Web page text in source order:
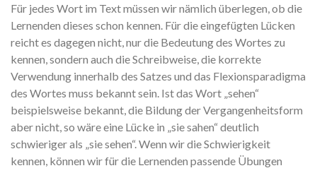
Für jedes Wort im Text müssen wir nämlich überlegen, ob die
Lernenden dieses schon kennen. Für die eingefügten Lücken
reicht es dagegen nicht, nur die Bedeutung des Wortes zu
kennen, sondern auch die Schreibweise, die korrekte
Verwendung innerhalb des Satzes und das Flexionsparadigma
des Wortes muss bekannt sein. Ist das Wort „sehen“
beispielsweise bekannt, die Bildung der Vergangenheitsform
aber nicht, so wäre eine Lücke in „sie sahen“ deutlich
schwieriger als „sie sehen“. Wenn wir die Schwierigkeit
kennen, können wir für die Lernenden passende Übungen